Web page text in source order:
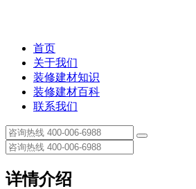
首页
关于我们
装修建材知识
装修建材百科
联系我们
详情介绍